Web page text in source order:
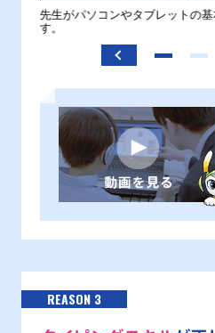
先生がパソコンやタブレットの
す。
REASON 3